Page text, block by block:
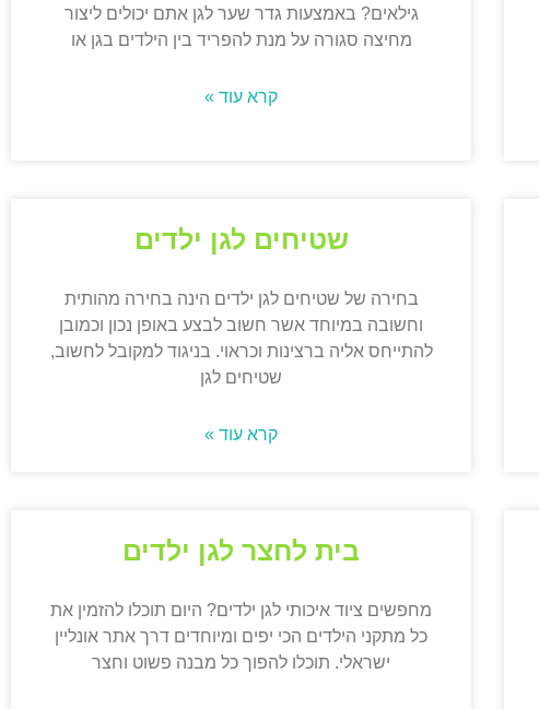
גילאים? באמצעות גדר שער לגן אתם יכולים ליצור
מחיצה סגורה על מנת להפריד בין הילדים בגן או
קרא עוד »
שטיחים לגן ילדים
בחירה של שטיחים לגן ילדים הינה בחירה מהותית
וחשובה במיוחד אשר חשוב לבצע באופן נכון וכמובן
להתייחס אליה ברצינות וכראוי. בניגוד למקובל לחשוב,
שטיחים לגן
קרא עוד »
בית לחצר לגן ילדים
מחפשים ציוד איכותי לגן ילדים? היום תוכלו להזמין את
כל מתקני הילדים הכי יפים ומיוחדים דרך אתר אונליין
ישראלי. תוכלו להפוך כל מבנה פשוט וחצר